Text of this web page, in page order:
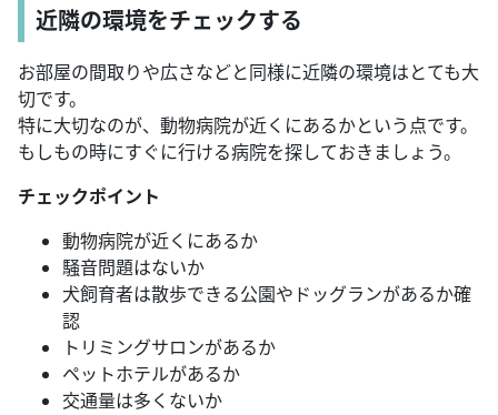
近隣の環境をチェックする
お部屋の間取りや広さなどと同様に近隣の環境はとても大
切です。
特に大切なのが、動物病院が近くにあるかという点です。
もしもの時にすぐに行ける病院を探しておきましょう。
チェックポイント
動物病院が近くにあるか
騒音問題はないか
犬飼育者は散歩できる公園やドッグランがあるか確
認
トリミングサロンがあるか
ペットホテルがあるか
交通量は多くないか